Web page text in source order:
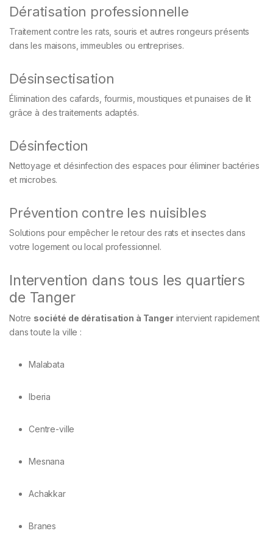
Dératisation professionnelle
Traitement contre les rats, souris et autres rongeurs présents
dans les maisons, immeubles ou entreprises.
Désinsectisation
Élimination des cafards, fourmis, moustiques et punaises de lit
grâce à des traitements adaptés.
Désinfection
Nettoyage et désinfection des espaces pour éliminer bactéries
et microbes.
Prévention contre les nuisibles
Solutions pour empêcher le retour des rats et insectes dans
votre logement ou local professionnel.
Intervention dans tous les quartiers
de Tanger
Notre société de dératisation à Tangerintervient rapidement
dans toute la ville :
Malabata
Iberia
Centre-ville
Mesnana
Achakkar
Branes